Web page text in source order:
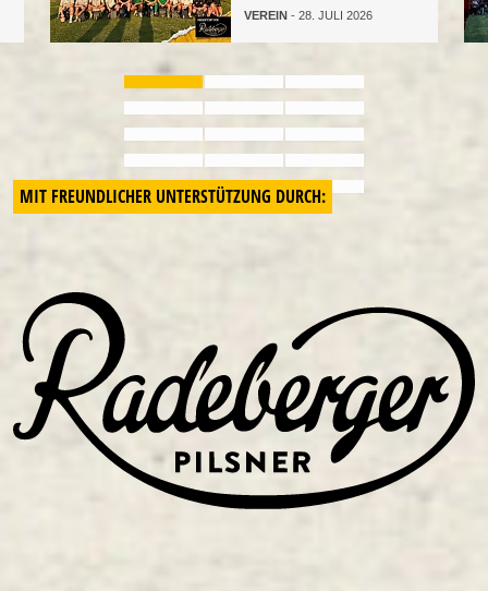
VEREIN - 28. JULI 2026
MIT FREUNDLICHER UNTERSTÜTZUNG DURCH: